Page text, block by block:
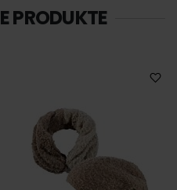
PRODUKTE